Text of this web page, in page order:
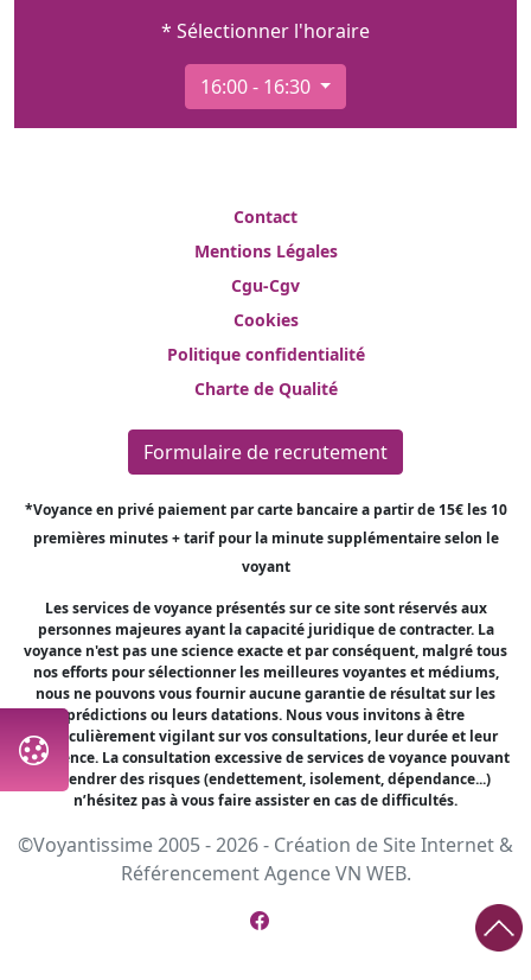
* Sélectionner l'horaire
16:00 - 16:30
Contact
Mentions Légales
Cgu-Cgv
Cookies
Politique confidentialité
Charte de Qualité
Formulaire de recrutement
*Voyance en privé paiement par carte bancaire a partir de 15€ les 10
premières minutes + tarif pour la minute supplémentaire selon le
voyant
Les services de voyance présentés sur ce site sont réservés aux
personnes majeures ayant la capacité juridique de contracter. La
voyance n'est pas une science exacte et par conséquent, malgré tous
nos efforts pour sélectionner les meilleures voyantes et médiums,
nous ne pouvons vous fournir aucune garantie de résultat sur les
prédictions ou leurs datations. Nous vous invitons à être
particulièrement vigilant sur vos consultations, leur durée et leur
fréquence. La consultation excessive de services de voyance pouvant
engendrer des risques (endettement, isolement, dépendance...)
n’hésitez pas à vous faire assister en cas de difficultés.
©Voyantissime 2005 - 2026 - Création de Site Internet &
RéférencementAgence VN WEB.